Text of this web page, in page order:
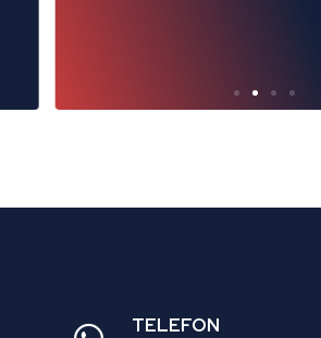
TELEFON